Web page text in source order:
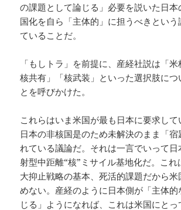
の課題として論じる」必要を説いた日本
国化を自ら「主体的」に担うべきとい
ていることだ。
「もしトラ」を前提に、産経社説は「
核共有」「核武装」といった選択肢につ
とを呼びかけた。
これらはいま米国が最も日本に要求して
日本の非核国是のため未解決のまま「宿
れている議論だ。それは一言でいって
射型中距離“核”ミサイル基地化だ。こ
大抑止戦略の基本、死活的課題だから米
めない。産経のように日本側が「主体
じる」ようになれば、これは米国にと